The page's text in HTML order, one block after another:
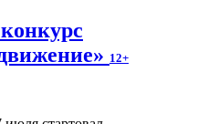
12+